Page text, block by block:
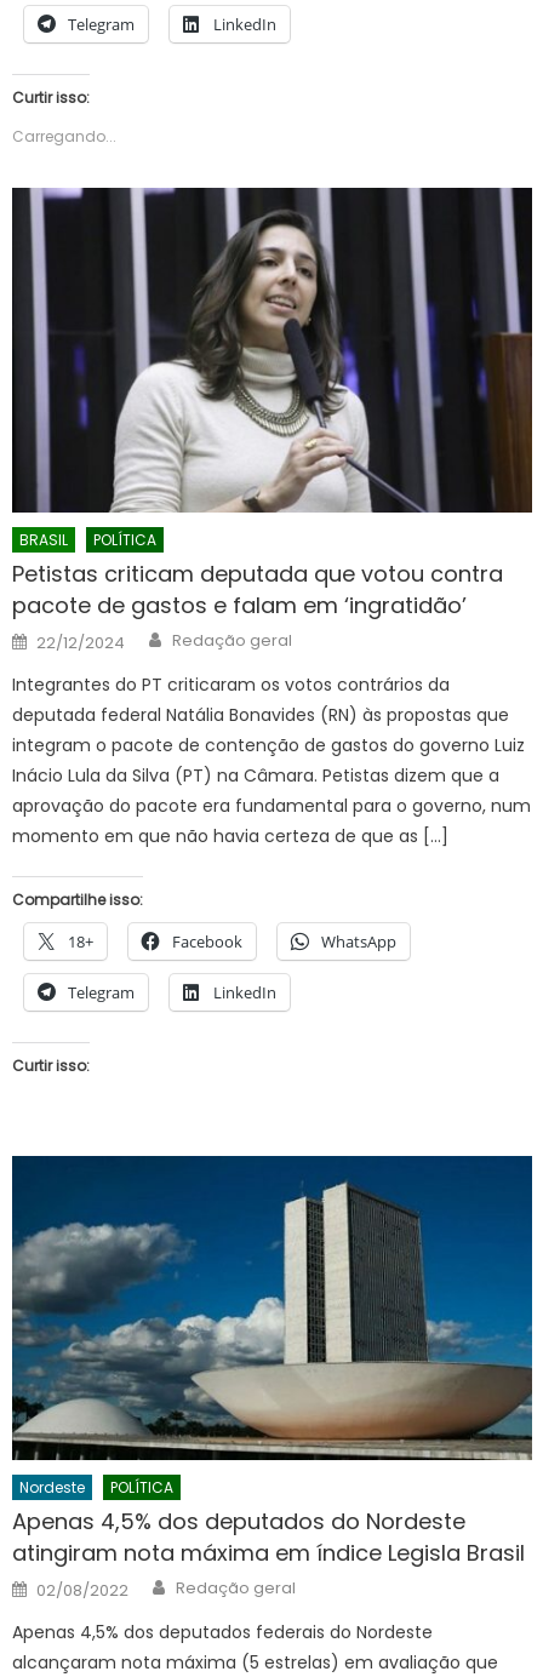
Telegram LinkedIn
Curtir isso:
Carregando...
BRASIL POLÍTICA
Petistas criticam deputada que votou contra
pacote de gastos e falam em ‘ingratidão’
Posted
on
22/12/2024 Author
Redação geral
Integrantes do PT criticaram os votos contrários da
deputada federal Natália Bonavides (RN) às propostas que
integram o pacote de contenção de gastos do governo Luiz
Inácio Lula da Silva (PT) na Câmara. Petistas dizem que a
aprovação do pacote era fundamental para o governo, num
momento em que não havia certeza de que as […]
Compartilhe isso:
18+ Facebook WhatsApp
Telegram LinkedIn
Curtir isso:
Nordeste POLÍTICA
Apenas 4,5% dos deputados do Nordeste
atingiram nota máxima em índice Legisla Brasil
Posted
on
02/08/2022 Author
Redação geral
Apenas 4,5% dos deputados federais do Nordeste
alcançaram nota máxima (5 estrelas) em avaliação que